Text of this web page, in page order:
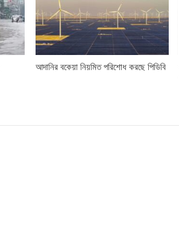
আদানির বকেয়া নিয়মিত পরিশোধ করছে পিডিবি